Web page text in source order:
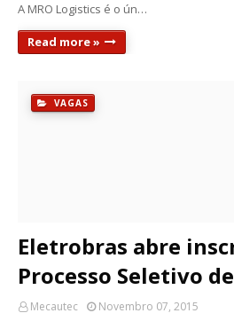
A MRO Logistics é o ún…
Read more »
VAGAS
Eletrobras abre
Processo Seletivo
Mecautec Novembro 07, 2015